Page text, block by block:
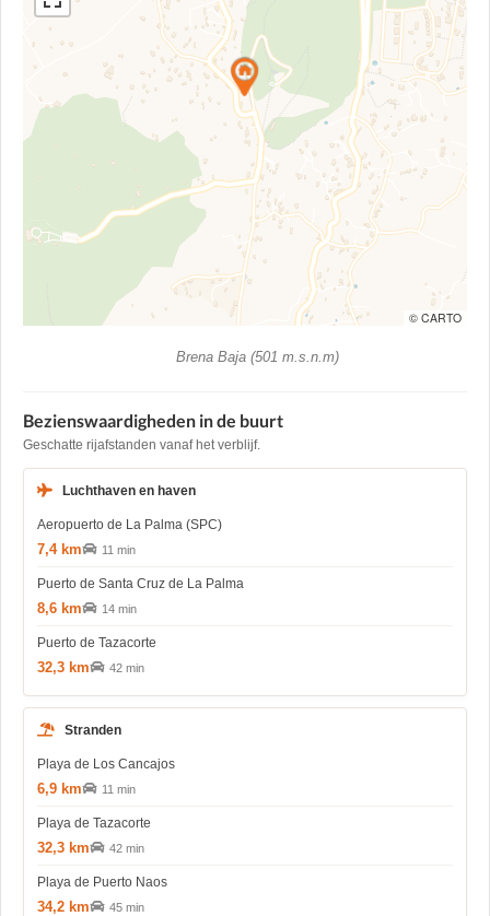
© CARTO
Brena Baja (501 m.s.n.m)
Bezienswaardigheden in de buurt
Geschatte rijafstanden vanaf het verblijf.
Luchthaven en haven
Aeropuerto de La Palma (SPC)
7,4 km 11 min
Puerto de Santa Cruz de La Palma
8,6 km 14 min
Puerto de Tazacorte
32,3 km 42 min
Stranden
Playa de Los Cancajos
6,9 km 11 min
Playa de Tazacorte
32,3 km 42 min
Playa de Puerto Naos
34,2 km 45 min